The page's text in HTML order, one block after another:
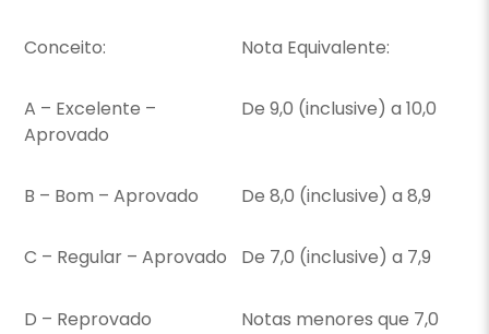
Conceito: Nota Equivalente:
A – Excelente –
Aprovado
De 9,0 (inclusive) a 10,0
B – Bom – Aprovado De 8,0 (inclusive) a 8,9
C – Regular – Aprovado De 7,0 (inclusive) a 7,9
D – Reprovado Notas menores que 7,0